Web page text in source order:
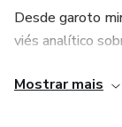
Desde garoto
viés analítico
como poderiam
Mostrar mais